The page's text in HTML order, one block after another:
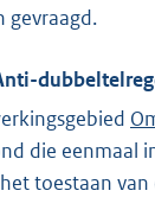
gevraagd.
die eenmaal
toestaan